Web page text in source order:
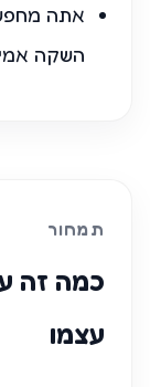
אתה מחפש
השקה
תמחור
כמה זה
עצמו